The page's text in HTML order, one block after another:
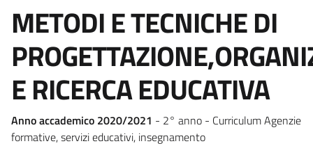
METODI E TECNICHE DI
E RICERCA EDUCATIVA
Anno accademico 2020/2021 - 2° anno - Curriculum Agenzie
formative, servizi educativi, insegnamento